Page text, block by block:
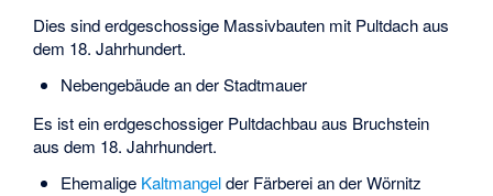
Dies sind erdgeschossige Massivbauten mit Pultdach aus
dem 18. Jahrhundert.
Nebengebäude an der Stadtmauer
Es ist ein erdgeschossiger Pultdachbau aus Bruchstein
aus dem 18. Jahrhundert.
Ehemalige Kaltmangelder Färberei an der Wörnitz